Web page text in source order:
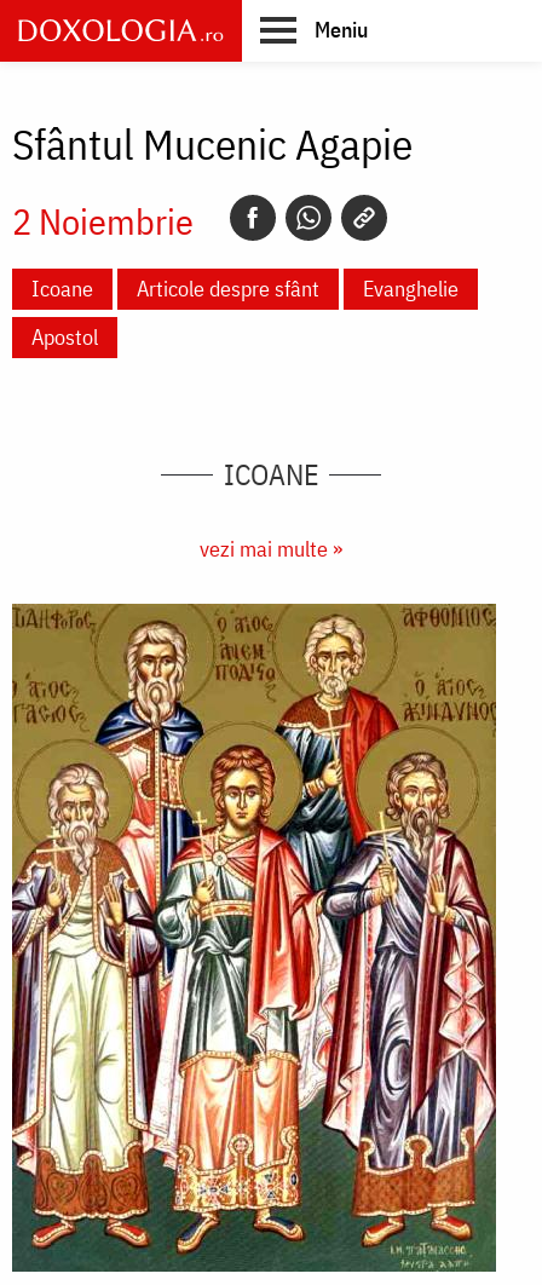
Skip
to
main
Meniu
Sfântul Mucenic Agapie
2 Noiembrie
Icoane Articole despre sfânt
Evanghelie
Apostol
ICOANE
vezi mai multe »